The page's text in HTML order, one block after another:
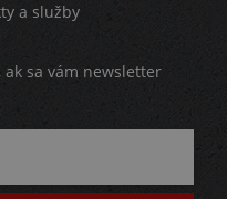
a služby
sa vám newsletter